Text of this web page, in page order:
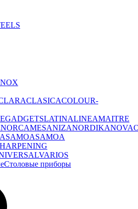
CLASICACOLOUR-
GADGETSLATINALINEAMAITRE
MESANIZANORDIKANOVA
SAMOASAMOA
VARIOS
Столовые приборы